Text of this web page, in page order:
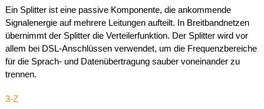
Ein Splitter ist eine passive Komponente, die ankommende
Signalenergie auf mehrere Leitungen aufteilt. In Breitbandnetzen
übernimmt der Splitter die Verteilerfunktion. Der Splitter wird vor
allem bei DSL-Anschlüssen verwendet, um die Frequenzbereiche
für die Sprach- und Datenübertragung sauber voneinander zu
trennen.
3-Z